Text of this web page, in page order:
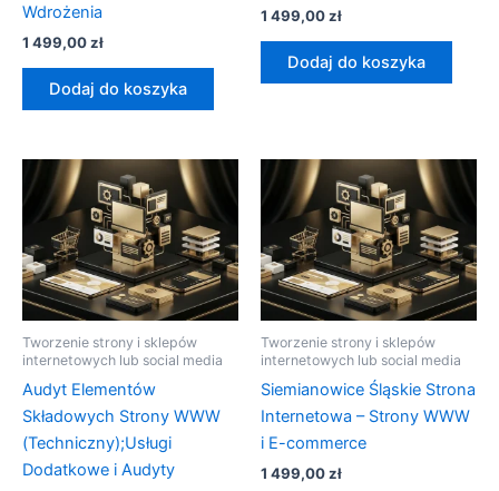
Wdrożenia
1 499,00zł
Dodaj do koszyka
1 499,00zł
Dodaj do koszyka
Tworzenie strony i sklepów
internetowych lub social media
Audyt Elementów
Składowych Strony WWW
(Techniczny);Usługi
Dodatkowe i Audyty
Tworzenie strony i sklepów
internetowych lub social media
Siemianowice Śląskie Strona
Internetowa – Strony WWW
i E-commerce
1 499,00zł